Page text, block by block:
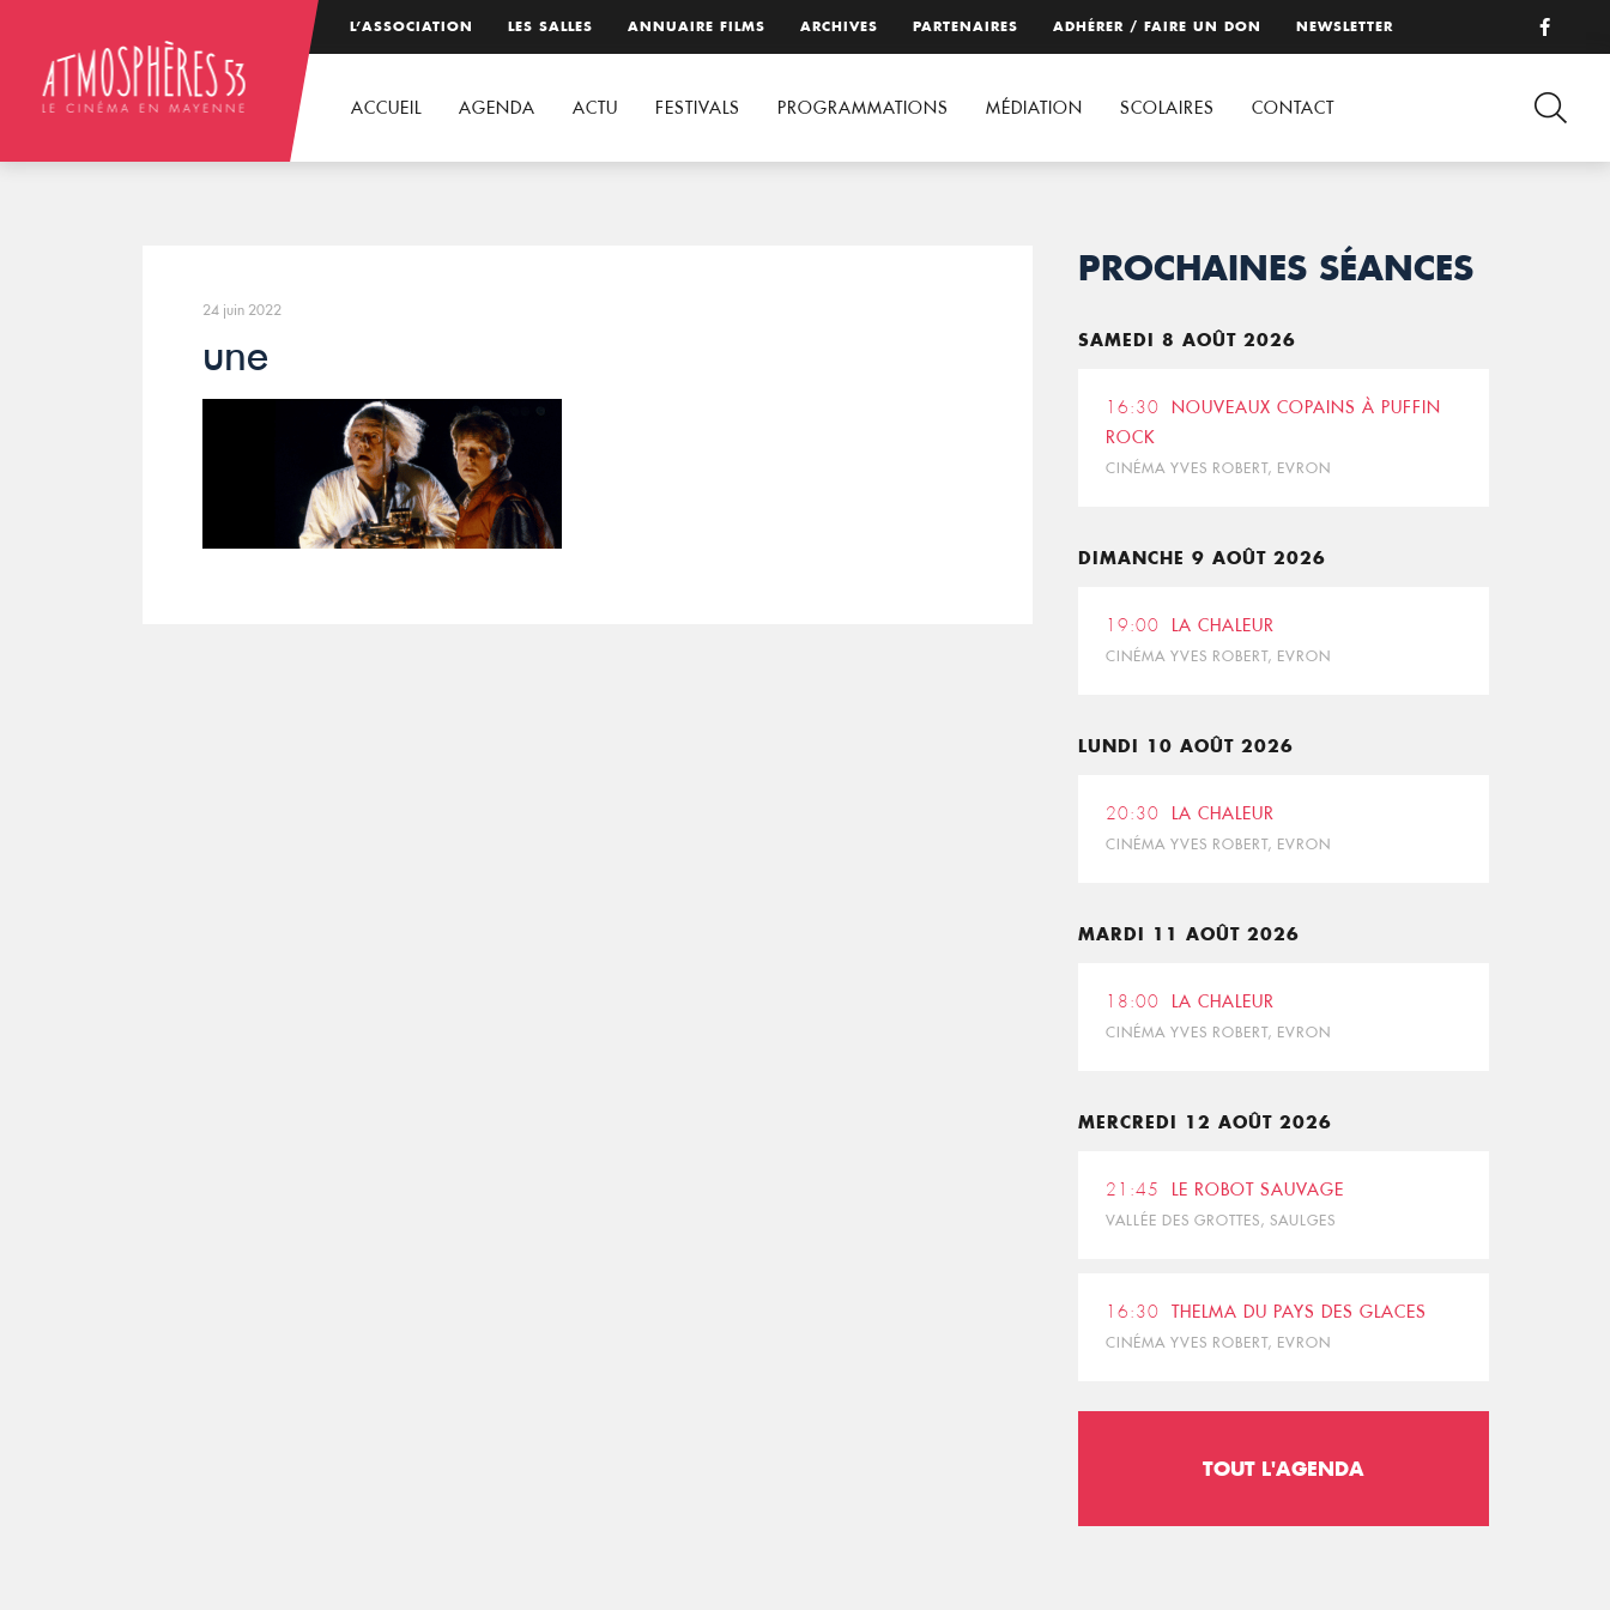
L’ASSOCIATION LES SALLES ANNUAIRE FILMS ARCHIVES PARTENAIRES ADHÉRER / FAIRE UN DON NEWSLETTER
ACCUEIL AGENDA ACTU FESTIVALS PROGRAMMATIONS MÉDIATION SCOLAIRES CONTACT
24 juin 2022
une
PROCHAINES SÉANCES
SAMEDI 8 AOÛT 2026
16:30
NOUVEAUX COPAINS À PUFFIN
ROCK
CINÉMA YVES ROBERT, EVRON
DIMANCHE 9 AOÛT 2026
19:00 LA CHALEUR
CINÉMA YVES ROBERT, EVRON
LUNDI 10 AOÛT 2026
20:30 LA CHALEUR
CINÉMA YVES ROBERT, EVRON
MARDI 11 AOÛT 2026
18:00 LA CHALEUR
CINÉMA YVES ROBERT, EVRON
MERCREDI 12 AOÛT 2026
21:45 LE ROBOT SAUVAGE
VALLÉE DES GROTTES, SAULGES
16:30 THELMA DU PAYS DES GLACES
CINÉMA YVES ROBERT, EVRON
TOUT L'AGENDA